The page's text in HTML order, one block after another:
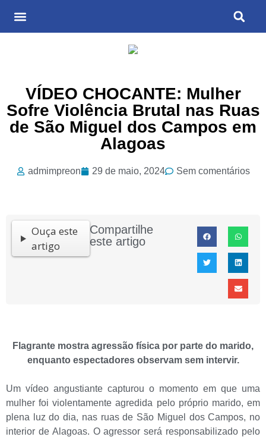
VÍDEO CHOCANTE: Mulher
Sofre Violência Brutal nas Ruas
de São Miguel dos Campos em
Alagoas
admimpreon 29 de maio, 2024 Sem comentários
Ouça este
artigo
Compartilhe
este artigo
Flagrante mostra agressão física por parte do marido,
enquanto espectadores observam sem intervir.
Um vídeo angustiante capturou o momento em que uma
mulher foi violentamente agredida pelo próprio marido, em
plena luz do dia, nas ruas de São Miguel dos Campos, no
interior de Alagoas. O agressor será responsabilizado pelo